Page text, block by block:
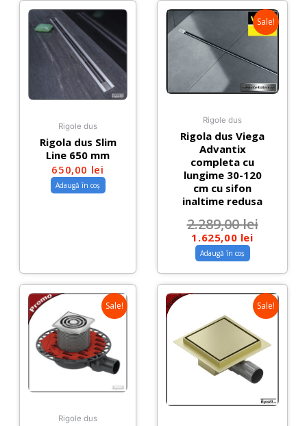
Rigole dus
Rigola dus Slim
Line 650 mm
650,00 lei
Adaugă în coș
Sale!
Rigole dus
Rigola dus Viega
Advantix
completa cu
lungime 30-120
cm cu sifon
inaltime redusa
2.289,00lei
1.625,00 lei
Adaugă în coș
Sale!
Rigole dus
Sale!